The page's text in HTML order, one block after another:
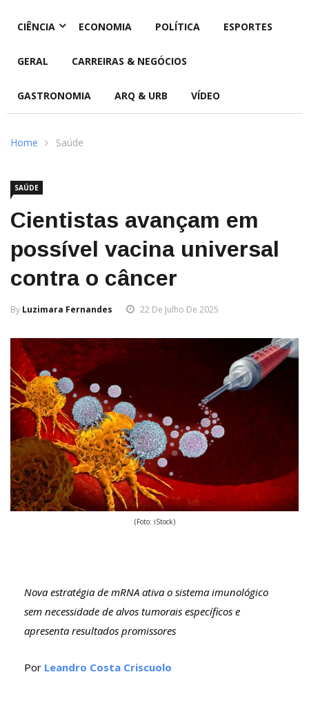
CIÊNCIA ECONOMIA POLÍTICA ESPORTES
GERAL CARREIRAS & NEGÓCIOS
GASTRONOMIA ARQ & URB VÍDEO
Home Saúde
SAÚDE
Cientistas avançam em
possível vacina universal
contra o câncer
By Luzimara Fernandes 22 De Julho De 2025
(Foto: iStock)
Nova estratégia de mRNA ativa o sistema imunológico
sem necessidade de alvos tumorais específicos e
apresenta resultados promissores
Por Leandro Costa Criscuolo